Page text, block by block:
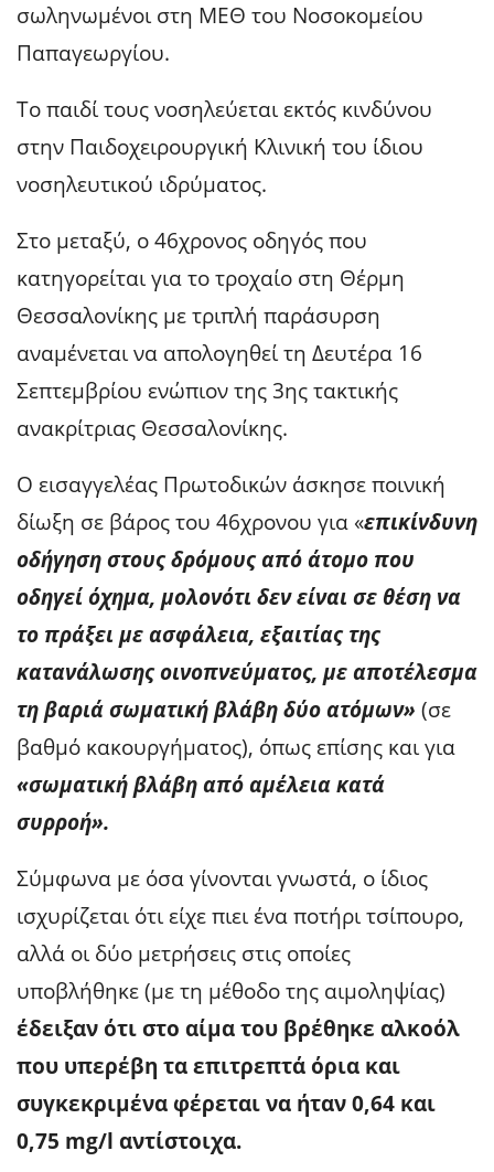
σωληνωμένοι στη ΜΕΘ του Νοσοκομείου
Παπαγεωργίου.
Το παιδί τους νοσηλεύεται εκτός κινδύνου
στην Παιδοχειρουργική Κλινική του ίδιου
νοσηλευτικού ιδρύματος.
Στο μεταξύ, ο 46χρονος οδηγός που
κατηγορείται για το τροχαίο στη Θέρμη
Θεσσαλονίκης με τριπλή παράσυρση
αναμένεται να απολογηθεί τη Δευτέρα 16
Σεπτεμβρίου ενώπιον της 3ης τακτικής
ανακρίτριας Θεσσαλονίκης.
Ο εισαγγελέας Πρωτοδικών άσκησε ποινική
δίωξη σε βάρος του 46χρονου για «επικίνδυνη
οδήγηση στους δρόμους από άτομο που
οδηγεί όχημα, μολονότι δεν είναι σε θέση να
το πράξει με ασφάλεια, εξαιτίας της
κατανάλωσης οινοπνεύματος, με αποτέλεσμα
τη βαριά σωματική βλάβη δύο ατόμων» (σε
βαθμό κακουργήματος), όπως επίσης και για
«σωματική βλάβη από αμέλεια κατά
συρροή».
Σύμφωνα με όσα γίνονται γνωστά, ο ίδιος
ισχυρίζεται ότι είχε πιει ένα ποτήρι τσίπουρο,
αλλά οι δύο μετρήσεις στις οποίες
υποβλήθηκε (με τη μέθοδο της αιμοληψίας)
έδειξαν ότι στο αίμα του βρέθηκε αλκοόλ
που υπερέβη τα επιτρεπτά όρια και
συγκεκριμένα φέρεται να ήταν 0,64 και
0,75 mg/l αντίστοιχα.